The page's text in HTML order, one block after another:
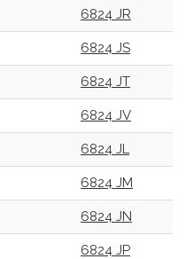
6824 JR
6824 JS
6824 JT
6824 JV
6824 JL
6824 JM
6824 JN
6824 JP